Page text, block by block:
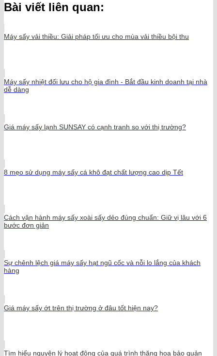
Bài viết liên quan:
Máy sấy vải thiều: Giải pháp tối ưu cho mùa vải thiều bội thu
Máy sấy nhiệt đối lưu cho hộ gia đình - Bắt đầu kinh doanh tại nhà
dễ dàng
Giá máy sấy lạnh SUNSAY có cạnh tranh so với thị trường?
8 mẹo sử dụng máy sấy cá khô đạt chất lượng cao dịp Tết
Cách vận hành máy sấy xoài sấy dẻo đúng chuẩn: Giữ vị lâu với 6
bước đơn giản
Sự chênh lệch giá máy sấy hạt ngũ cốc và nỗi lo lắng của khách
hàng
Giá máy sấy ớt trên thị trường ở đâu tốt hiện nay?
Tìm hiểu nguyên lý hoạt động của quá trình thăng hoa bảo quản